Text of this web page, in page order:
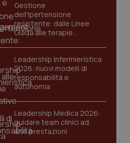
Gestione
dell'Ipertensione
resistente: dalle Linee
Guida alle terapie
innovative
Leadership Infermieristica
2026: nuovi modelli di
responsabilità e
autonomia
Leadership Medica 2026:
guidare team clinici ad
alte prestazioni